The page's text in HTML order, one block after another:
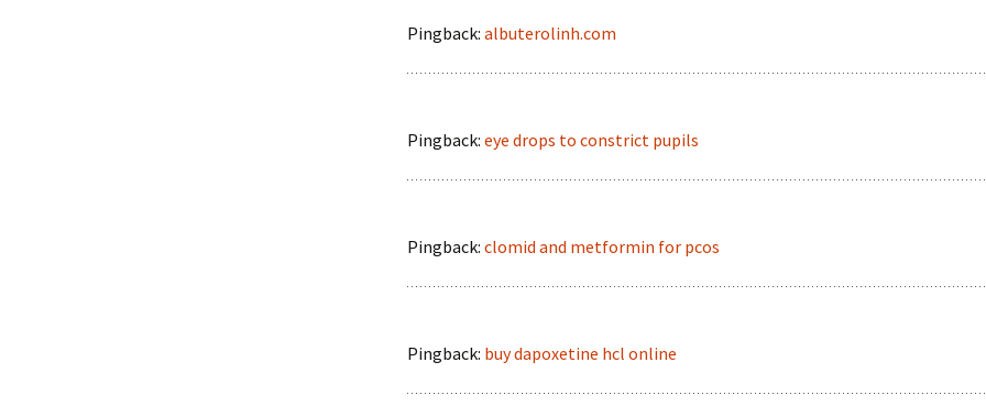
Pingback: albuterolinh.com
Pingback: eye drops to constrict pupils
Pingback: clomid and metformin for pcos
Pingback: buy dapoxetine hcl online